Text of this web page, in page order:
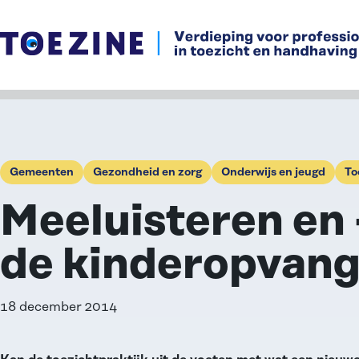
Ga naar de inhoud
Gemeenten Gezondheid en zorg Onderwijs en jeugd
Meeluisteren
de kinderopvang
18 december 2014